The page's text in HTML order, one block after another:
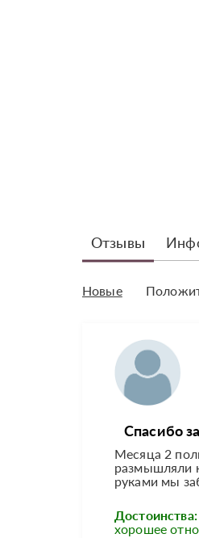
Отзывы
Новые
Спасибо
Месяца 2
размышляли
руками мы
Достоинства:
хорошее